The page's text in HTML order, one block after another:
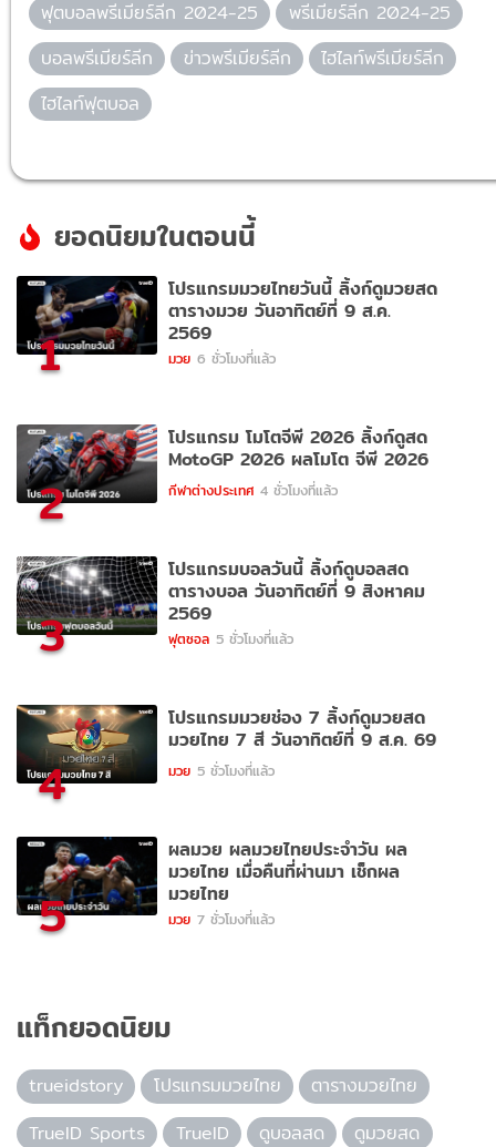
ฟุตบอลพรีเมียร์ลีก 2024-25
พรีเมียร์ลีก 2024-25
บอลพรีเมียร์ลีก
ข่าวพรีเมียร์ลีก
ไฮไลท์พรีเมียร์ลีก
ไฮไลท์ฟุตบอล
ยอดนิยมในตอนนี้
1
โปรแกรมมวยไทยวันนี้ ลิ้งก์ดูมวยสด
ตารางมวย วันอาทิตย์ที่ 9 ส.ค.
2569
มวย 6 ชั่วโมงที่แล้ว
2
โปรแกรม โมโตจีพี 2026 ลิ้งก์ดูสด
MotoGP 2026 ผลโมโต จีพี 2026
กีฬาต่างประเทศ 4 ชั่วโมงที่แล้ว
3
โปรแกรมบอลวันนี้ ลิ้งก์ดูบอลสด
ตารางบอล วันอาทิตย์ที่ 9 สิงหาคม
2569
ฟุตซอล 5 ชั่วโมงที่แล้ว
4
โปรแกรมมวยช่อง 7 ลิ้งก์ดูมวยสด
มวยไทย 7 สี วันอาทิตย์ที่ 9 ส.ค. 69
มวย 5 ชั่วโมงที่แล้ว
5
ผลมวย ผลมวยไทยประจำวัน ผล
มวยไทย เมื่อคืนที่ผ่านมา เช็กผล
มวยไทย
มวย 7 ชั่วโมงที่แล้ว
แท็กยอดนิยม
trueidstory โปรแกรมมวยไทย
ตารางมวยไทย
TrueID Sports
TrueID ดูบอลสด
ดูมวยสด